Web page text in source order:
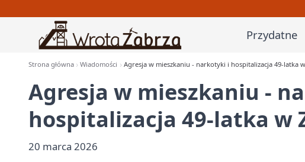
Przydatne
Strona główna Wiadomości Agresja w mieszkaniu - narkotyki i hospitalizacja 49-latka
Agresja w mieszkaniu -
hospitalizacja 49-latka w
20 marca 2026